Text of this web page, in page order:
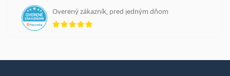
Overený zákazník, pred jedným dňom
hodnotenie 5 z 5